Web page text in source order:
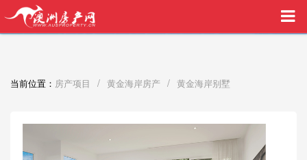
买家中介VIP服务，助您安心购房
当前位置： 房产项目 / 黄金海岸房产 / 黄金海岸别墅